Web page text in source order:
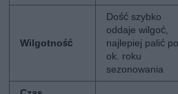
Wilgotność
Dość szybko
oddaje wilgoć,
najlepiej palić po
ok. roku
sezonowania